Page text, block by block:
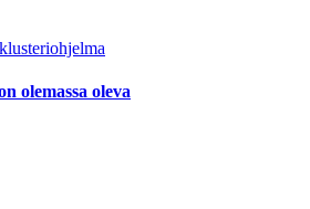
olemassa oleva